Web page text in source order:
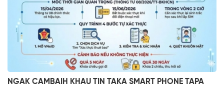
NGAK CAMBAIH KHAU TIN TAKA SMART PHONE TAPA